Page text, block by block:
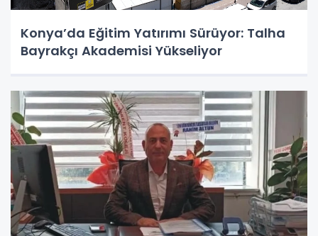
Konya’da Eğitim Yatırımı Sürüyor: Talha
Bayrakçı Akademisi Yükseliyor